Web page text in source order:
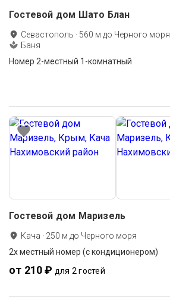
Гостевой дом Шато Блан
Севастополь · 560 м до Черного моря
Баня
Номер 2-местный 1-комнатный
Гостевой дом Маризель
Кача · 250 м до Черного моря
2х местный номер (с кондиционером)
от 210 ₽ для 2 гостей